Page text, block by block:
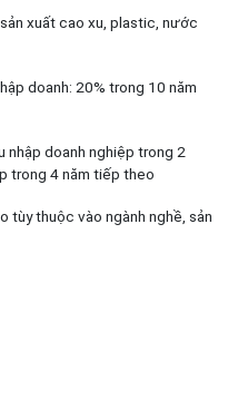
xuất cao xu, plastic, nước
doanh: 20% trong 10 năm
nhập doanh nghiệp trong 2
trong 4 năm tiếp theo
tùy thuộc vào ngành nghề, sản